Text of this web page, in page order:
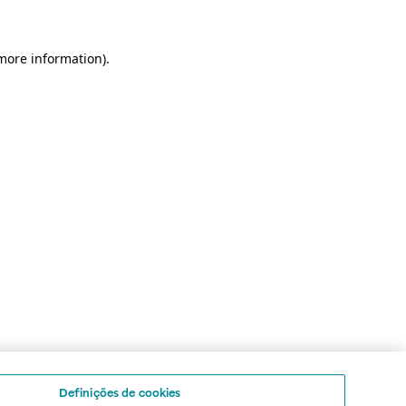
information).
Definições de cookies